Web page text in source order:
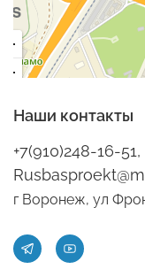
Наши контакты
+7(910)248-16-
г Воронеж, ул